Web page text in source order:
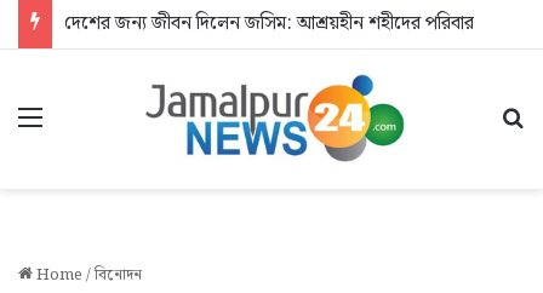
দেশের জন্য জীবন দিলেন জসিম: আশ্রয়হীন শহীদের পরিবার
Menu
Home/বিনোদন